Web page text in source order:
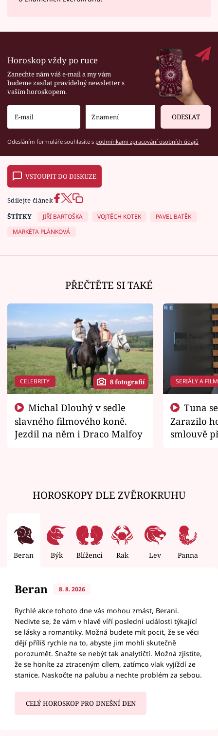
Horoskop vždy po ruce
Zanechte nám váš e-mail a my vám
budeme zasílat pravidelný newsletter s
vaším horoskopem.
ODESLAT
Odesláním formuláře souhlasíte s podmínkami zpracování osobních údajů
VSTOUPIT DO DISKUZE
Sdílejte článek
ŠTÍTKY
JIŘÍ BARTOŠKA VOJTĚCH KOTEK
PAVEL BATĚK
MARKÉTA PLÁNKOVÁ
PŘEČTĚTE SI TAKÉ
CELEBRITY 8 fotografií
slavného filmového koně.
Jezdil na něm i Draco Malfoy
SERIÁLY A
Zarazilo
smlouvě
HOROSKOPY DLE ZVĚROKRUHU
Beran Býk Blíženci Rak Lev Panna
Beran 8. 8. 2026
Rychlé akce tohoto dne vás mohou zmást, Berani.
Nedivte se, že vám v hlavě víří poslední události týkající
se lásky a romantiky. Možná budete mít pocit, že se věci
dějí příliš rychle na to, abyste jim mohli skutečně
porozumět. Snažte se nebýt tak analytičtí. Možná zjistíte,
že se honíte za ztraceným cílem, zatímco vlak vyjíždí ze
stanice. Naskočte na palubu a nechte problém za sebou.
CELÝ HOROSKOP PRO DNEŠNÍ DEN